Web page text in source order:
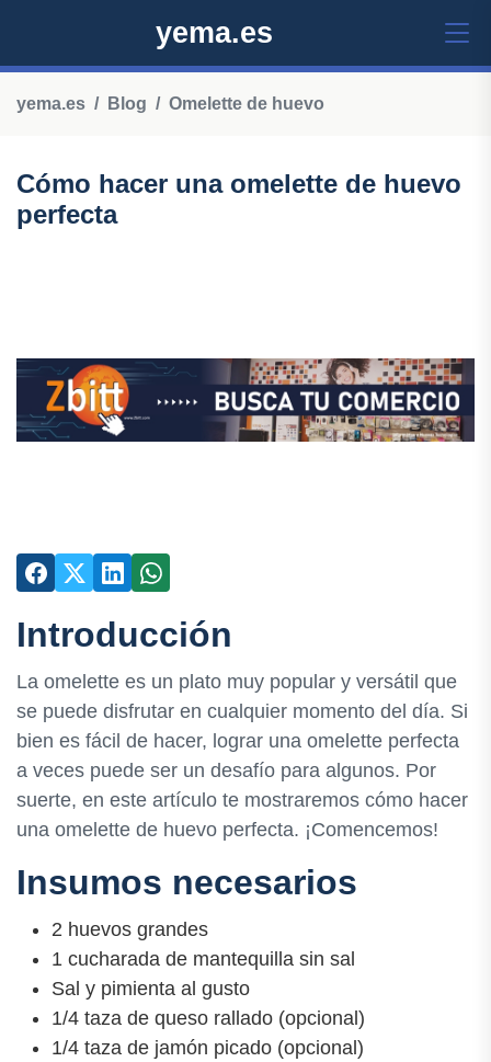
yema.es
yema.es Blog Omelette de huevo
Cómo hacer una omelette de huevo
perfecta
Introducción
La omelette es un plato muy popular y versátil que
se puede disfrutar en cualquier momento del día. Si
bien es fácil de hacer, lograr una omelette perfecta
a veces puede ser un desafío para algunos. Por
suerte, en este artículo te mostraremos cómo hacer
una omelette de huevo perfecta. ¡Comencemos!
Insumos necesarios
2 huevos grandes
1 cucharada de mantequilla sin sal
Sal y pimienta al gusto
1/4 taza de queso rallado (opcional)
1/4 taza de jamón picado (opcional)